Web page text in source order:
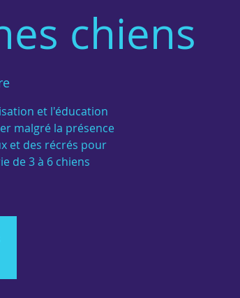
chiens
et l'éducation
malgré la présence
et des récrés pour
de 3 à 6 chiens